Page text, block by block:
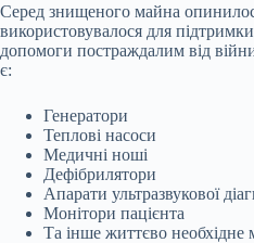
Серед знищеного майна
використовувалося для
допомоги постраждалим від
є:
Генератори
Теплові насоси
Медичні ноші
Дефібрилятори
Апарати ультразвукової
Монітори пацієнта
Та інше життєво необхідне